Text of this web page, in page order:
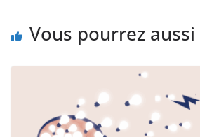
Vous pourrez